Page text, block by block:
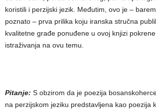
koristili i perzijski jezik. Međutim, ovo je –
poznato – prva prilika koju iranska stručna
kvalitetne građe ponuđene u ovoj knjizi
istraživanja na ovu temu.
Pitanje: S obzirom da je poezija
na perzijskom jeziku predstavljena kao poezija